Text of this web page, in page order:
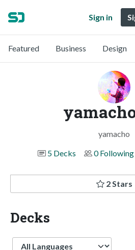
Sign in
Featured Business Design
yamacho
5 Decks
0 Following
2 Stars
Decks
Language